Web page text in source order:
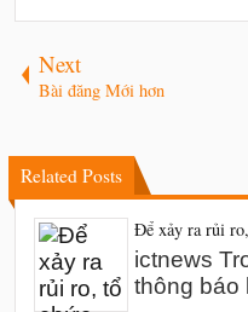
Next
Bài đăng Mới hơn
Related Posts
Để xảy ra rủi
ictnews
thông báo